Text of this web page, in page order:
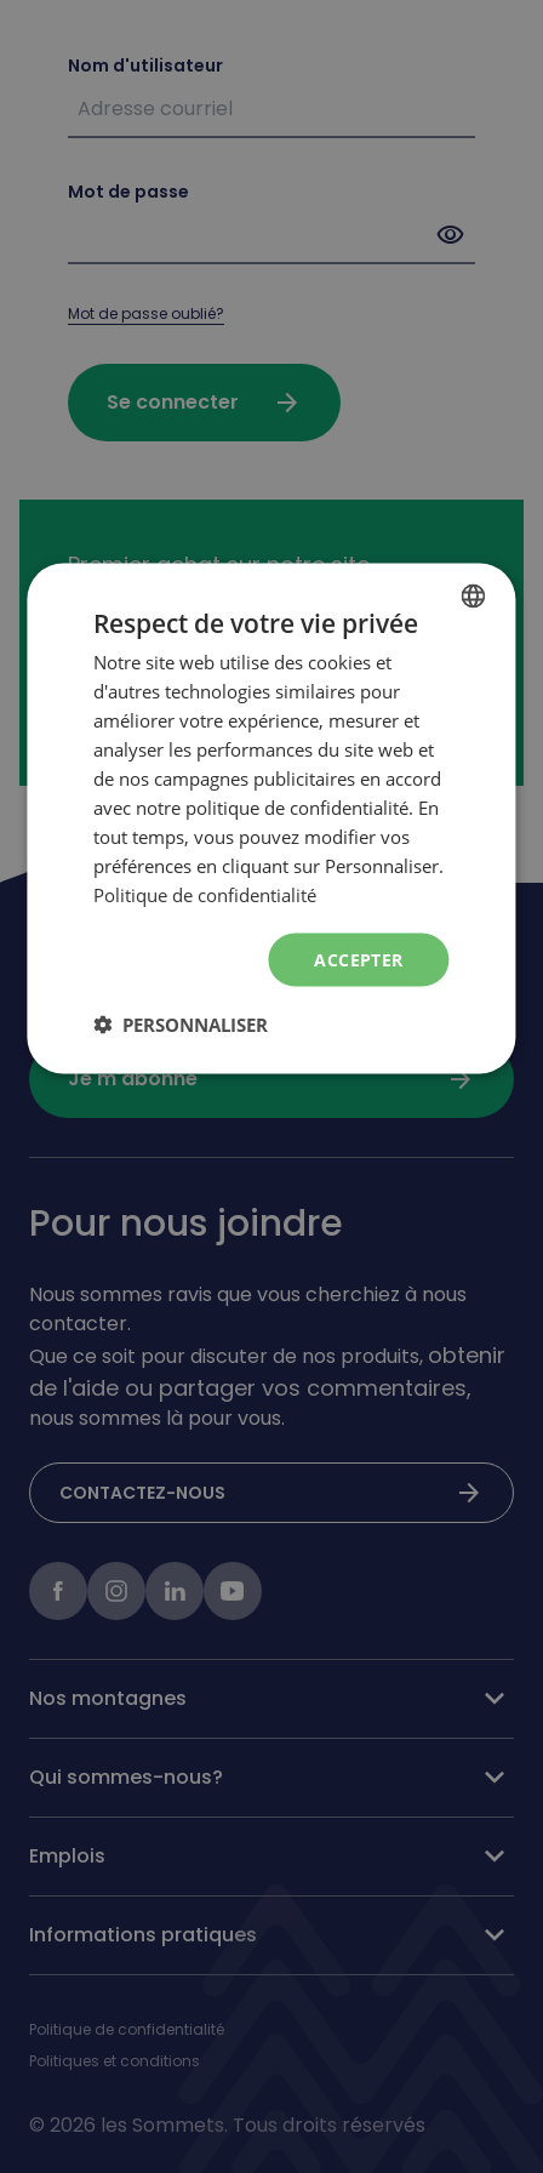
Nom d'utilisateur
Mot de passe
visibility
Mot de passe oublié?
Se connecter arrow_forward
Premier achat sur notre site
Créer mon compte arrow_forward
Soyez les premiers à être informés de
événementset
promotions.
Je m'abonne arrow_forward
Pour nous joindre
Nous sommes ravis que vous cherchiez à nous
contacter.
Que ce soit pour discuter de nos produits, obtenir
de l'aide ou partager vos commentaires,
nous sommes là pour vous.
CONTACTEZ-NOUS arrow_forward
FacebookinstagramlinkedInYoutube
Nos montagnes expand_more
Qui sommes-nous? expand_more
Emplois expand_more
Informations pratiques expand_more
Politique de confidentialité
Politiques et conditions
© 2026 les Sommets. Tous droits réservés
Respect de votre vie privée
Notre site web utilise des cookies et
d'autres technologies similaires pour
améliorer votre expérience, mesurer et
analyser les performances du site web et
de nos campagnes publicitaires en accord
avec notre politique de confidentialité. En
tout temps, vous pouvez modifier vos
préférences en cliquant sur Personnaliser.
Politique de confidentialité
ACCEPTER
PERSONNALISER